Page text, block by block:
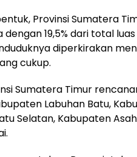
Provinsi Sumatera
19,5% dari total
diperkirakan
cukup.
Sumatera Timur
Labuhan Batu,
Selatan, Kabupaten